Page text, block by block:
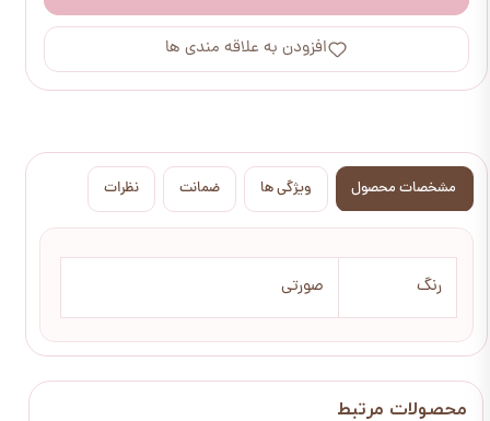
افزودن به علاقه مندی ها
مشخصات محصول ویژگی ها ضمانت نظرات
رنگ صورتی